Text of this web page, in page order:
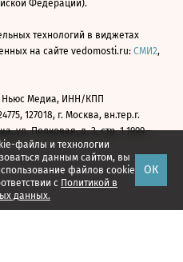
файлы и технологии
данным сайтом, вы
файлов cookie
с Политикой в
данных.
ОК
Федерации).
технологий в виджетах
на сайте vedomosti.ru: СМИ2,
Ньюс Медиа, ИНН/КПП
127018, г. Москва, вн.тер.г.
ул. Полковая, д. 3, стр. 1 1999—